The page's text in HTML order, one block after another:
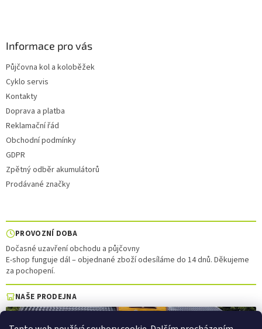
Informace pro vás
Půjčovna kol a koloběžek
Cyklo servis
Kontakty
Doprava a platba
Reklamační řád
Obchodní podmínky
GDPR
Zpětný odběr akumulátorů
Prodávané značky
PROVOZNÍ DOBA
Dočasné uzavření obchodu a půjčovny
E-shop funguje dál – objednané zboží odesíláme do 14 dnů. Děkujeme
za pochopení.
NAŠE PRODEJNA